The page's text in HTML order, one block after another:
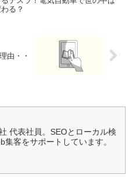
る？
由・・
代表社員。SEOとローカル検
集客をサポートしています。